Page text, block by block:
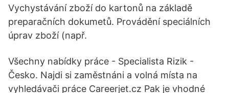
Vychystávání zboží do kartonů na základě
preparačních dokumetů. Provádění speciálních
úprav zboží (např.
Všechny nabídky práce - Specialista Rizik -
Česko. Najdi si zaměstnáni a volná místa na
vyhledávači práce Careerjet.cz Pak je vhodné